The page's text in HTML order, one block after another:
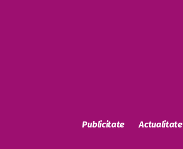
Publicitate Actualitate